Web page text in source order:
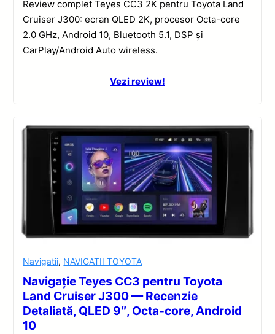
Review complet Teyes CC3 2K pentru Toyota Land
Cruiser J300: ecran QLED 2K, procesor Octa-core
2.0 GHz, Android 10, Bluetooth 5.1, DSP și
CarPlay/Android Auto wireless.
Vezi review!
Navigatii, NAVIGATII TOYOTA
Navigație Teyes CC3 pentru Toyota
Land Cruiser J300 — Recenzie
Detaliată, QLED 9″, Octa-core, Android
10